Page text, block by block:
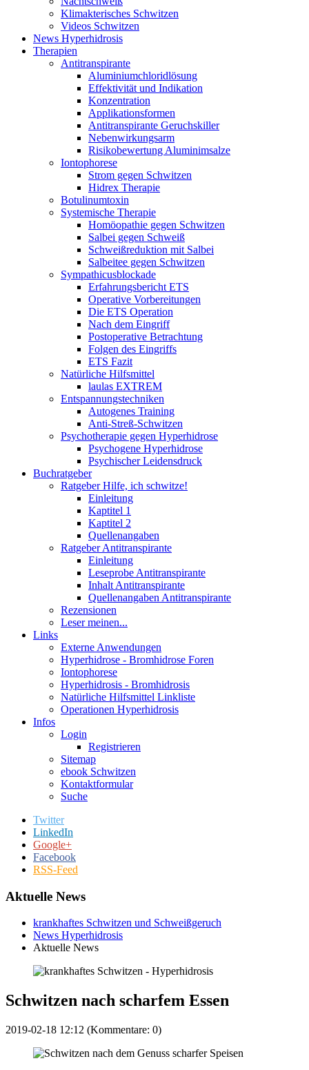
Klimakterisches Schwitzen
Videos Schwitzen
News Hyperhidrosis
Therapien
Antitranspirante
Aluminiumchloridlösung
Effektivität und Indikation
Konzentration
Applikationsformen
Antitranspirante Geruchskiller
Nebenwirkungsarm
Risikobewertung Aluminimsalze
Iontophorese
Strom gegen Schwitzen
Hidrex Therapie
Botulinumtoxin
Systemische Therapie
Homöopathie gegen Schwitzen
Salbei gegen Schweiß
Schweißreduktion mit Salbei
Salbeitee gegen Schwitzen
Sympathicusblockade
Erfahrungsbericht ETS
Operative Vorbereitungen
Die ETS Operation
Nach dem Eingriff
Postoperative Betrachtung
Folgen des Eingriffs
ETS Fazit
Natürliche Hilfsmittel
laulas EXTREM
Entspannungstechniken
Autogenes Training
Anti-Streß-Schwitzen
Psychotherapie gegen Hyperhidrose
Psychogene Hyperhidrose
Psychischer Leidensdruck
Buchratgeber
Ratgeber Hilfe, ich schwitze!
Einleitung
Kaptitel 1
Kaptitel 2
Quellenangaben
Ratgeber Antitranspirante
Einleitung
Leseprobe Antitranspirante
Inhalt Antitranspirante
Quellenangaben Antitranspirante
Rezensionen
Leser meinen...
Links
Externe Anwendungen
Hyperhidrose - Bromhidrose Foren
Iontophorese
Hyperhidrosis - Bromhidrosis
Natürliche Hilfsmittel Linkliste
Operationen Hyperhidrosis
Infos
Login
Registrieren
Sitemap
ebook Schwitzen
Kontaktformular
Suche
Twitter
LinkedIn
Google+
Facebook
RSS-Feed
Aktuelle News
krankhaftes Schwitzen und Schweißgeruch
News Hyperhidrosis
Aktuelle News
Schwitzen nach scharfem Essen
2019-02-18 12:12 (Kommentare: 0)